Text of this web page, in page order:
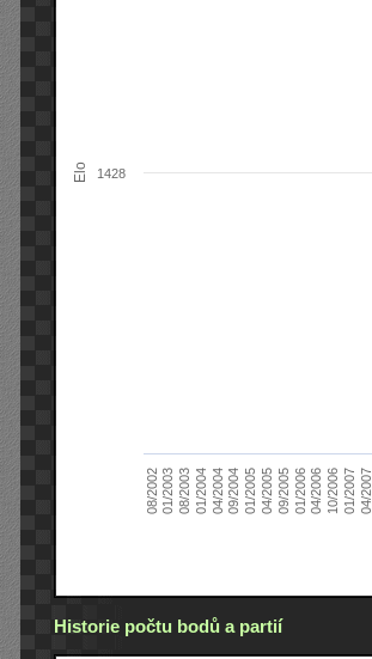
Elo
08/200201/200308/200301/200404/200409/200401/200504/200509/200501/200604/200610/200601/200704/2007
1428
Historie počtu bodů a partií